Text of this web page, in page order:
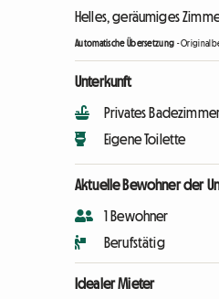
Helles, geräumiges
Automatische Übersetzung -
Unterkunft
Privates
Eigene Toilette
Aktuelle Bewohner der
1 Bewohner
Berufstätig
Idealer Mieter